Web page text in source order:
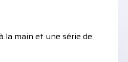
la main et une série de